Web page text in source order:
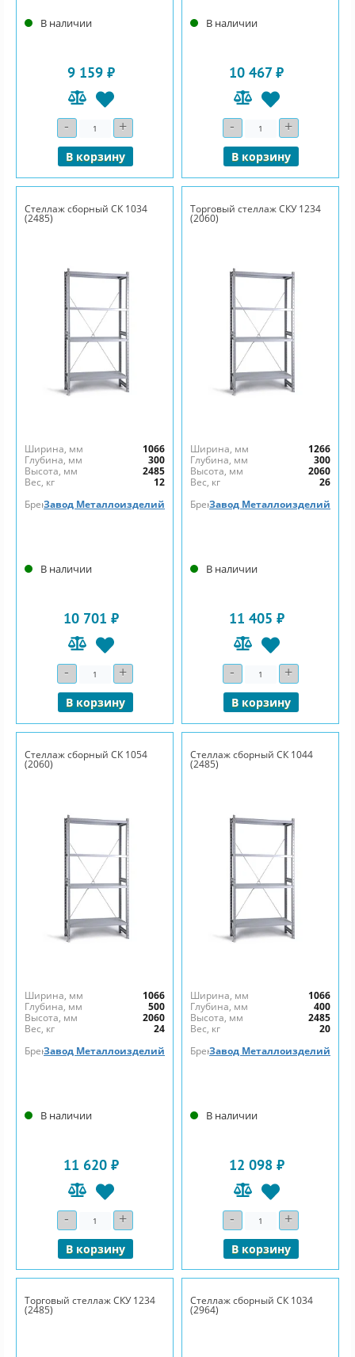
В наличии
9 159 ₽
- Количество
+
В корзину
В наличии
10 467 ₽
- Количество
+
В корзину
Стеллаж сборный СК 1034
(2485)
Ширина, мм
1066
Глубина, мм
300
Высота, мм
2485
Вес, кг
12
БрендЗавод Металлоизделий
В наличии
10 701 ₽
- Количество+
В корзину
Торговый стеллаж СКУ 1234
(2060)
Ширина, мм
1266
Глубина, мм
300
Высота, мм
2060
Вес, кг
26
БрендЗавод Металлоизделий
В наличии
11 405 ₽
- Количество+
В корзину
Стеллаж сборный СК 1054
(2060)
Ширина, мм
1066
Глубина, мм
500
Высота, мм
2060
Вес, кг
24
БрендЗавод Металлоизделий
В наличии
11 620 ₽
- Количество
+
В корзину
Стеллаж сборный СК 1044
(2485)
Ширина, мм
1066
Глубина, мм
400
Высота, мм
2485
Вес, кг
20
БрендЗавод Металлоизделий
В наличии
12 098 ₽
- Количество
+
В корзину
Торговый стеллаж СКУ 1234
(2485)
Стеллаж сборный СК 1034
(2964)